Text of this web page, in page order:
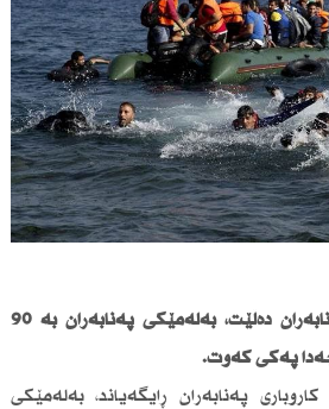
چالاكوانێكی كاروباری پەنابەران دەڵێت، بەلەمێكی پەنابەران بە 90
پەكی كەوت.
پەنابەران ڕایگەیاند، بەلەمێكی